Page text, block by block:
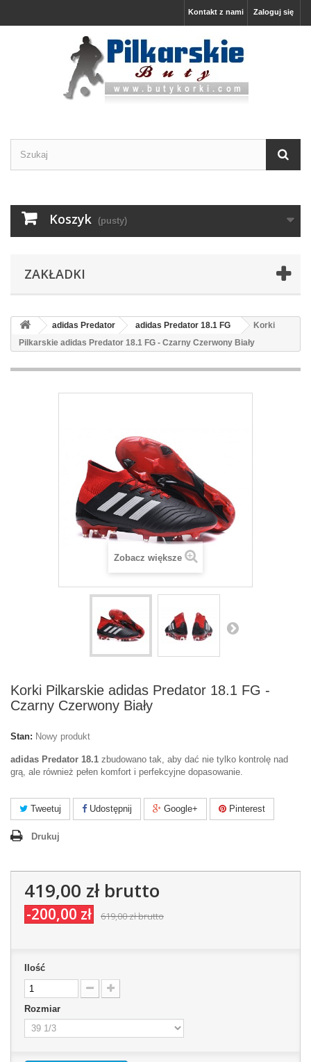
Zaloguj się
Kontakt z nami
Koszyk (pusty)
ZAKŁADKI
adidas Predator adidas Predator 18.1 FG
Korki
Pilkarskie adidas Predator 18.1 FG - Czarny Czerwony Biały
Zobacz większe
Korki Pilkarskie adidas Predator 18.1 FG -
Czarny Czerwony Biały
Stan: Nowy produkt
adidas Predator 18.1 zbudowano tak, aby dać nie tylko kontrolę nad
grą, ale również pełen komfort i perfekcyjne dopasowanie.
Tweetuj Udostępnij Google+ Pinterest
Drukuj
419,00 złbrutto
-200,00 zł 619,00 złbrutto
Ilość
Rozmiar